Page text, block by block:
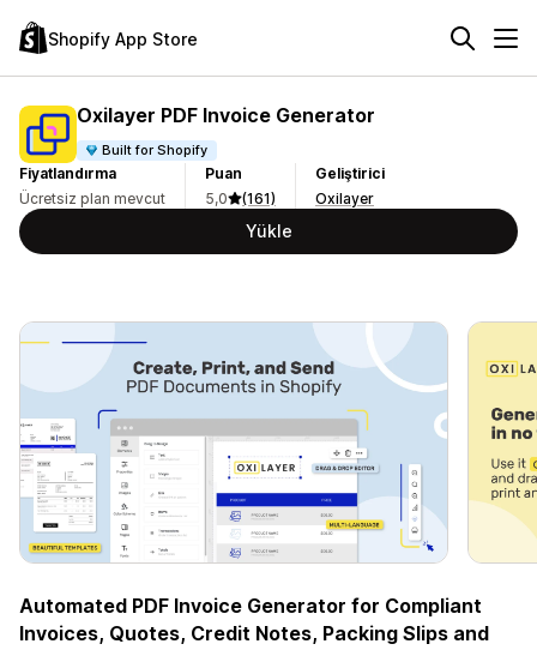
Shopify App Store
Oxilayer PDF Invoice Generator
Built for Shopify
Fiyatlandırma
Ücretsiz plan mevcut
Puan
5,0
(161)
Geliştirici
Oxilayer
Yükle
Automated PDF Invoice Generator for Compliant
Invoices, Quotes, Credit Notes, Packing Slips and